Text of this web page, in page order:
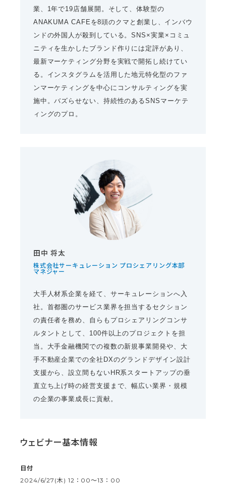
業、1年で19店舗展開。そして、体験型の
ANAKUMA CAFEを8頭のクマと創業し、インバウ
ンドの外国人が殺到している。SNS×実業×コミュ
ニティを生かしたブランド作りには定評があり、
最新マーケティング分野を実戦で開拓し続けてい
る。インスタグラムを活用した地元特化型のファ
ンマーケティングを中心にコンサルティングを実
施中。バズらせない、持続性のあるSNSマーケテ
ィングのプロ。
田中 将太
株式会社サーキュレーション プロシェアリング本部
マネジャー
大手人材系企業を経て、サーキュレーションへ入
社。首都圏のサービス業界を担当するセクション
の責任者を務め、自らもプロシェアリングコンサ
ルタントとして、100件以上のプロジェクトを担
当。大手金融機関での複数の新規事業開発や、大
手不動産企業での全社DXのグランドデザイン設計
支援から、設立間もないHR系スタートアップの垂
直立ち上げ時の経営支援まで、幅広い業界・規模
の企業の事業成長に貢献。
ウェビナー基本情報
日付
2024/6/27(木) 12：00〜13：00